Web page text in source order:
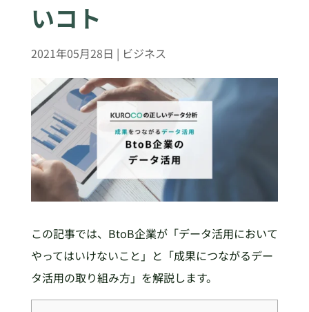
いコト
2021年05月28日 | ビジネス
この記事では、BtoB企業が「データ活用において
やってはいけないこと」と「成果につながるデー
タ活用の取り組み方」を解説します。